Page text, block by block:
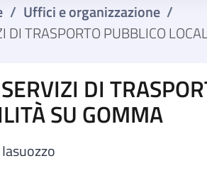
/ Uffici e organizzazione /
TRASPORTO PUBBLICO
DI
SU GOMMA